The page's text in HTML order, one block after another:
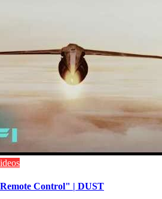
Control" | DUST